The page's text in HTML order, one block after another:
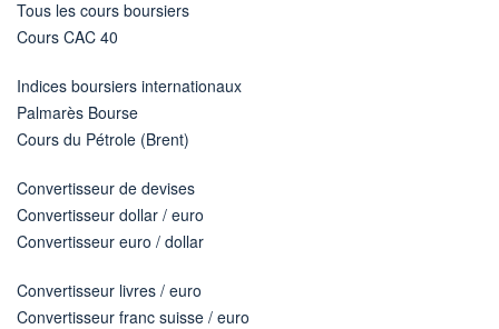
Tous les cours boursiers
Cours CAC 40
Indices boursiers internationaux
Palmarès Bourse
Cours du Pétrole (Brent)
Convertisseur de devises
Convertisseur dollar / euro
Convertisseur euro / dollar
Convertisseur livres / euro
Convertisseur franc suisse / euro